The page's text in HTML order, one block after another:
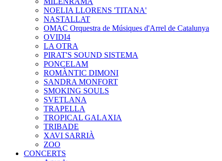
NOELIA LLORENS 'TITANA'
NASTALLAT
OMAC Orquestra de Músiques d'Arrel de Catalunya
OVIDI4
LA OTRA
PIRAT'S SOUND SISTEMA
PONCELAM
ROMÀNTIC DIMONI
SANDRA MONFORT
SMOKING SOULS
SVETLANA
TRAPELLA
TROPICAL GALAXIA
TRIBADE
XAVI SARRIÀ
ZOO
CONCERTS